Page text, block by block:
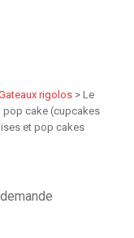
rigolos> Le
pop cake (cupcakes
et pop cakes